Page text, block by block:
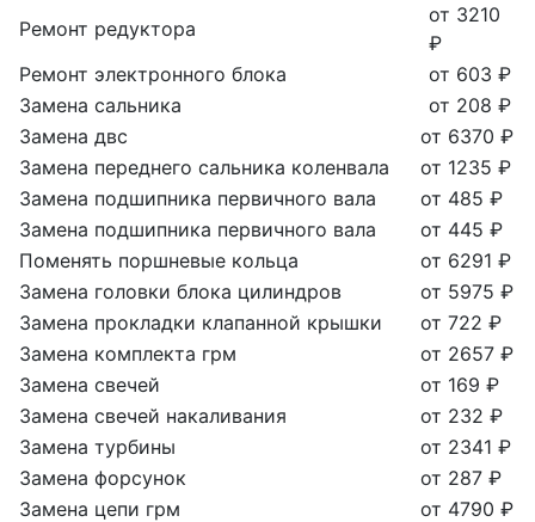
Ремонт редуктора
от 3210
₽
Ремонт электронного блока
от 603 ₽
Замена сальника
от 208 ₽
Замена двс
от 6370 ₽
Замена переднего сальника коленвала
от 1235 ₽
Замена подшипника первичного вала
от 485 ₽
Замена подшипника первичного вала
от 445 ₽
Поменять поршневые кольца
от 6291 ₽
Замена головки блока цилиндров
от 5975 ₽
Замена прокладки клапанной крышки
от 722 ₽
Замена комплекта грм
от 2657 ₽
Замена свечей
от 169 ₽
Замена свечей накаливания
от 232 ₽
Замена турбины
от 2341 ₽
Замена форсунок
от 287 ₽
Замена цепи грм
от 4790 ₽